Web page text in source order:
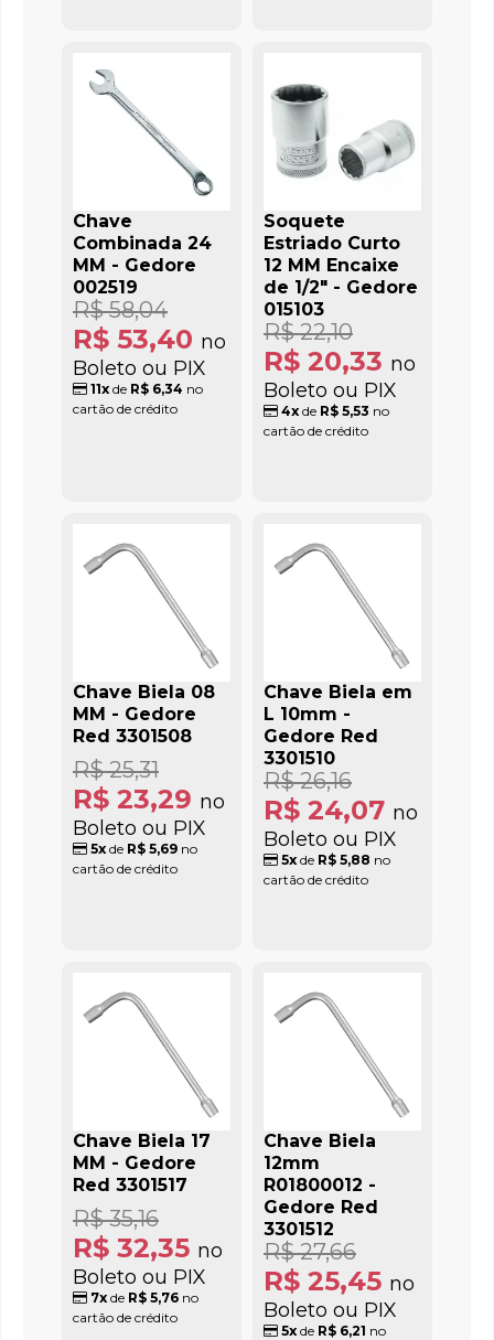
Chave
Combinada 24
MM - Gedore
002519
R$ 53,40 no
Boleto ou PIX
R$ 58,04
11x de R$ 6,34 no
cartão de crédito
Soquete
Estriado Curto
12 MM Encaixe
de 1/2" - Gedore
015103
R$ 20,33 no
Boleto ou PIX
R$ 22,10
4xde R$ 5,53 no
cartão de crédito
Chave Biela 08
MM - Gedore
Red 3301508
R$ 23,29 no
Boleto ou PIX
R$ 25,31
5x de R$ 5,69 no
cartão de crédito
Chave Biela em
L 10mm -
Gedore Red
3301510
R$ 24,07 no
Boleto ou PIX
R$ 26,16
5xde R$ 5,88 no
cartão de crédito
Chave Biela 17
MM - Gedore
Red 3301517
R$ 32,35 no
Boleto ou PIX
R$ 35,16
7x de R$ 5,76 no
cartão de crédito
Chave Biela
12mm
R01800012 -
Gedore Red
3301512
R$ 25,45 no
Boleto ou PIX
R$ 27,66
5xde R$ 6,21 no